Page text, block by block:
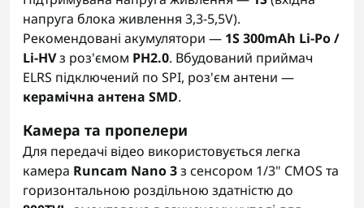
напруга блока живлення 3,3-5,5V).
Рекомендовані акумулятори — 1S 300mAh Li-Po /
Li-HVз роз'ємом PH2.0. Вбудований приймач
ELRS підключений по SPI, роз'єм антени —
керамічна антена SMD.
Камера та пропелери
Для передачі відео використовується легка
камера Runcam Nano 3з сенсором 1/3" CMOS та
горизонтальною роздільною здатністю до